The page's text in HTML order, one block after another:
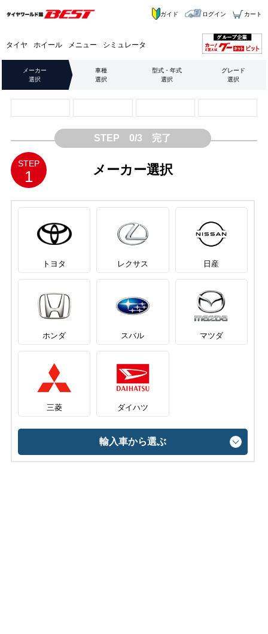
タイヤ ホイール メニュー シミュレータ
ガイド ログイン カート
メーカー
選択
車種
選択
型式・年式
選択
グレード
選択
STEP 0/3 完了
STEP
1 メーカー選択
トヨタ レクサス 日産
ホンダ スバル マツダ
三菱 ダイハツ
輸入車から選ぶ